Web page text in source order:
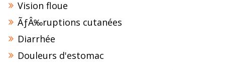
Vision floue
ÃƒÂ‰ruptions cutanées
Diarrhée
Douleurs d'estomac